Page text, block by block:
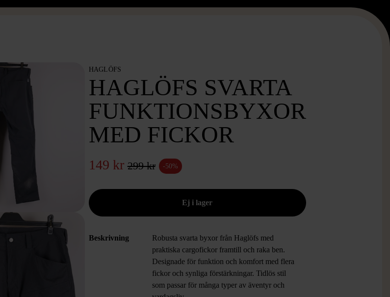
HAGLÖFS
HAGLÖFS SVARTA
FUNKTIONSBYXOR
MED FICKOR
149 kr 299 kr -50%
Beskrivning
Robusta svarta byxor från Haglöfs med
praktiska cargofickor framtill och raka ben.
Designade för funktion och komfort med flera
fickor och synliga förstärkningar. Tidlös stil
som passar för många typer av äventyr och